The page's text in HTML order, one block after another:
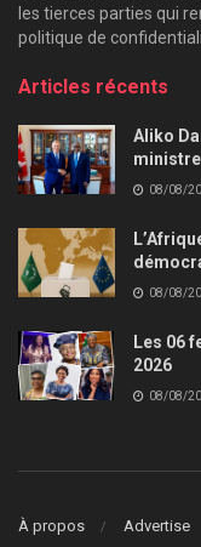
les tierces parties qui
politique de
Articles récents
Aliko
08/08/
08/08/
Les 06
2026
08/08/
À propos Advertise